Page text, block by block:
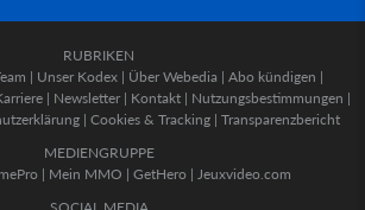
RUBRIKEN
| Unser Kodex | Über Webedia | Abo kündigen |
| Newsletter | Kontakt | Nutzungsbestimmungen |
| Cookies & Tracking | Transparenzbericht
MEDIENGRUPPE
| Mein MMO | GetHero | Jeuxvideo.com